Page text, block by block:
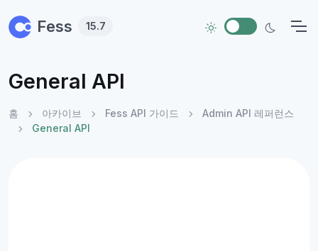
Fess 15.7
General API
홈 아카이브 Fess API 가이드
Admin API 레퍼런스
General API